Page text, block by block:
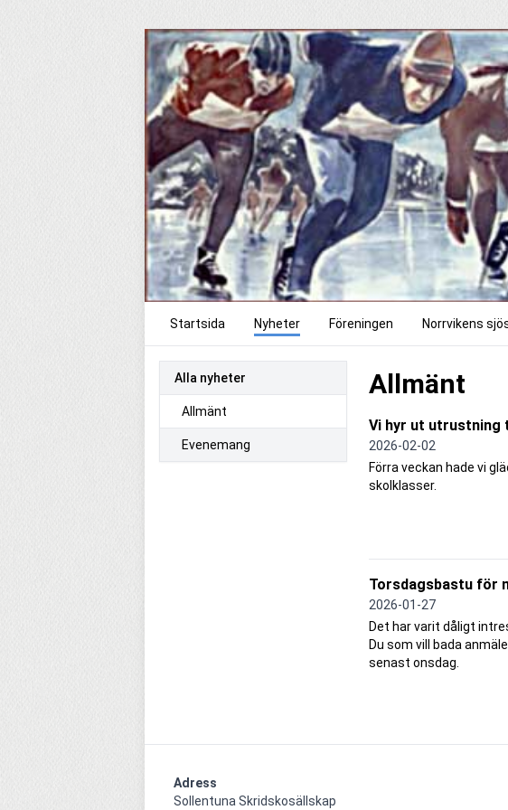
Startsida Nyheter Föreningen Norrvikens
Alla nyheter
Allmänt
Evenemang
Allmänt
Vi hyr ut
2026-02-02
Förra veckan hade vi
skolklasser.
Torsdagsbastu för
2026-01-27
Det har varit dåligt
Du som vill bada
senast onsdag.
Adress
Sollentuna Skridskosällskap